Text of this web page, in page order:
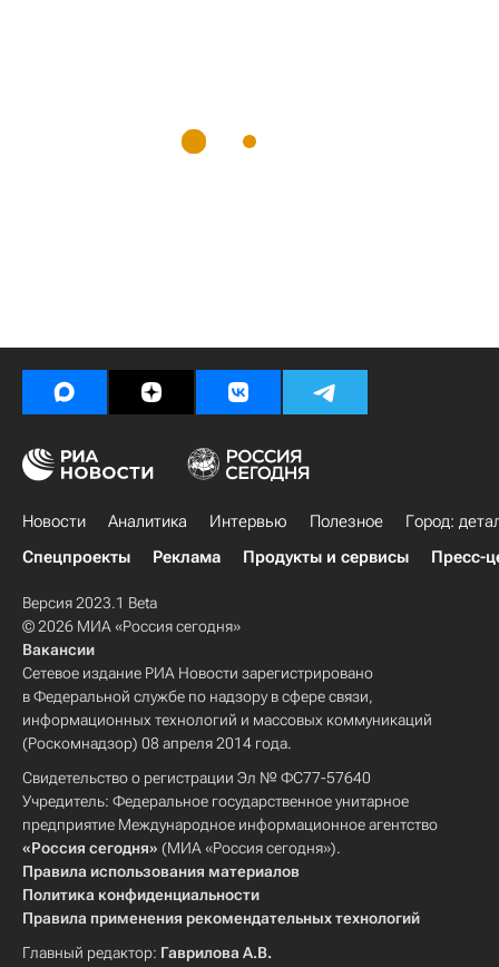
Новости Аналитика Интервью Полезное
Город:
Спецпроекты
Реклама Продукты и сервисы Пресс-
Версия 2023.1 Beta
© 2026 МИА «Россия сегодня»
Вакансии
Сетевое издание РИА Новости зарегистрировано
в Федеральной службе по надзору в сфере связи,
информационных технологий и массовых коммуникаций
(Роскомнадзор) 08 апреля 2014 года.
Свидетельство о регистрации Эл № ФС77-57640
Учредитель: Федеральное государственное унитарное
предприятие Международное информационное агентство
«Россия сегодня» (МИА «Россия сегодня»).
Правила использования материалов
Политика конфиденциальности
Правила применения рекомендательных технологий
Главный редактор: Гаврилова А.В.